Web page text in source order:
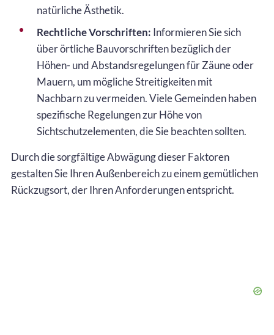
natürliche Ästhetik.
Rechtliche Vorschriften: Informieren Sie sich
über örtliche Bauvorschriften bezüglich der
Höhen- und Abstandsregelungen für Zäune oder
Mauern, um mögliche Streitigkeiten mit
Nachbarn zu vermeiden. Viele Gemeinden haben
spezifische Regelungen zur Höhe von
Sichtschutzelementen, die Sie beachten sollten.
Durch die sorgfältige Abwägung dieser Faktoren
gestalten Sie Ihren Außenbereich zu einem gemütlichen
Rückzugsort, der Ihren Anforderungen entspricht.